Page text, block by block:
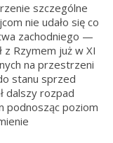
szczególne
nie udało się co
zachodniego —
z Rzymem już w XI
na przestrzeni
stanu sprzed
dalszy rozpad
podnosząc poziom